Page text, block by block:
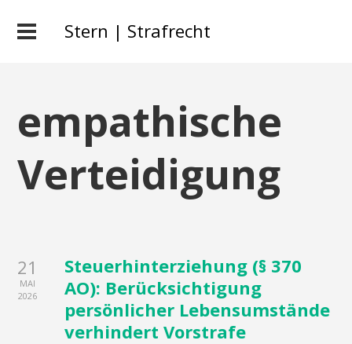
Stern | Strafrecht
empathische
Verteidigung
21
MAI
2026
Steuerhinterziehung (§ 370
AO): Berücksichtigung
persönlicher Lebensumstände
verhindert Vorstrafe